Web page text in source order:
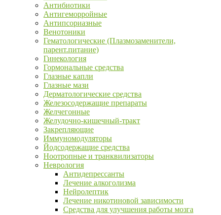
Антибиотики
Антигеморройные
Антипсориазные
Венотоники
Гематологические (Плазмозаменители,
парент.питание)
Гинекология
Гормональные средства
Глазные капли
Глазные мази
Дерматологические средства
Железосодержащие препараты
Желчегонные
Желудочно-кишечный-тракт
Закрепляющие
Иммуномодуляторы
Йодсодержащие средства
Ноотропные и транквилизаторы
Неврология
Антидепрессанты
Лечение алкоголизма
Нейролептик
Лечение никотиновой зависимости
Средства для улучшения работы мозга